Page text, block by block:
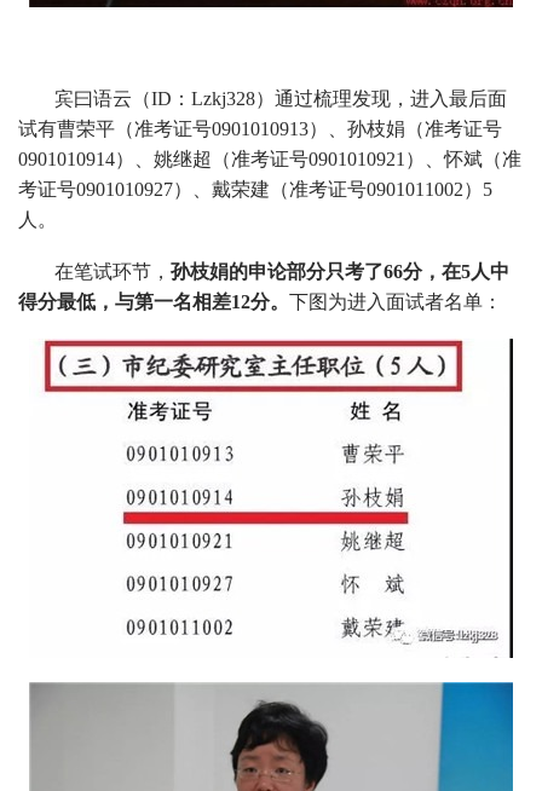
宾曰语云（ID：Lzkj328）通过梳理发现，进入最后面
试有曹荣平（准考证号0901010913）、孙枝娟（准考证号
0901010914）、姚继超（准考证号0901010921）、怀斌（准
考证号0901010927）、戴荣建（准考证号0901011002）5
人。
在笔试环节， 孙枝娟的申论部分只考了66分，在5人中
得分最低，与第一名相差12分。 下图为进入面试者名单：